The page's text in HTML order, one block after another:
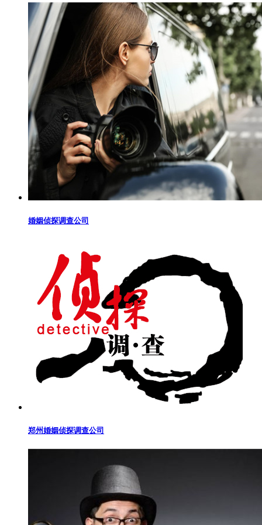
婚姻侦探调查公司
郑州婚姻侦探调查公司